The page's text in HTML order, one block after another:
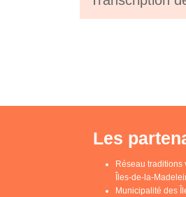
Les
Réseau traditions
Îles-de-la-
Municipalité des